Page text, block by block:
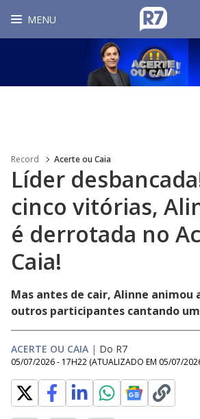
MENU
Record Acerte ou Caia
Líder
cinco vitórias,
é derrotada no
Caia!
Mas antes de cair, Alinne animou
outros participantes cantando
ACERTE OU CAIA | Do R7
05/07/2026 - 17H22 (ATUALIZADO EM 05/07/